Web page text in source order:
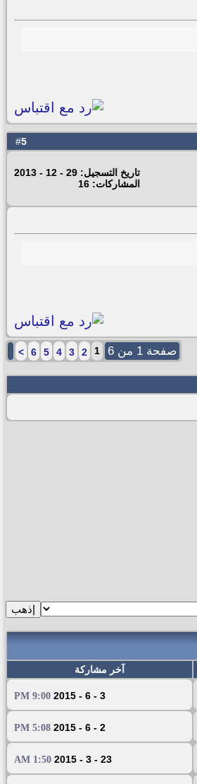
5
تاريخ التسجيل: 29 - 12 - 2013
المشاركات: 16
صفحة 1 من 6 1
2
3
4
5
6
>
آخر مشاركة
3 - 6 - 2015
9:00 PM
2 - 6 - 2015
5:08 PM
23 - 3 - 2015
1:50 AM